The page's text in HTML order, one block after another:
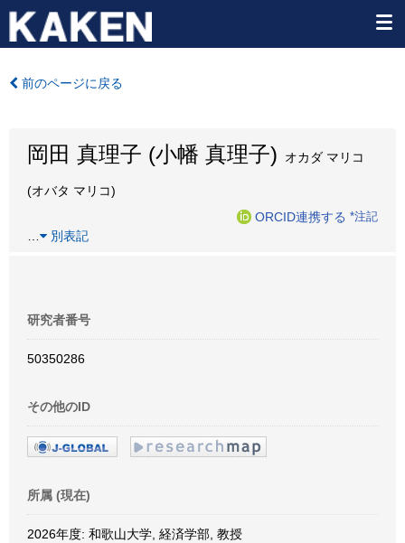
前のページに戻る
岡田 真理子 (小幡 真理子) オカダ マリコ
(オバタ マリコ)
ORCID連携する *注記
別表記
研究者番号
50350286
その他のID
所属 (現在)
2026年度: 和歌山大学, 経済学部, 教授